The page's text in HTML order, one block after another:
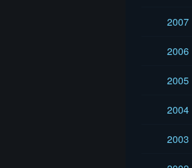
2007
2006
2005
2004
2003